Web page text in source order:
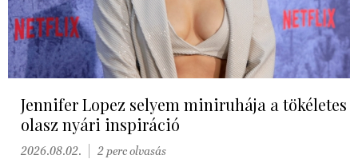
Jennifer Lopez selyem miniruhája a tökéletes
olasz nyári inspiráció
2026.08.02. 2 perc olvasás